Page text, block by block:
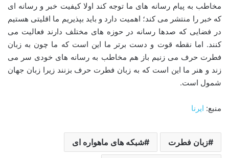
مخاطب به پیام رسانه های ما توجه کند اولا کیفیت خبر و رسانه ای
که خبر را منتشر می کند؛ اهمیت دارد و باید بپذیریم ما اقلیتی هستیم
در فضایی که صدها رسانه در حوزه های مختلف دارند فعالیت می
کنند. اما نقطه قوت و دست برتر ما این است که ما چون به زبان
فطرت حرف می زنیم باز هم مخاطب به رسانه های خودی سر می
زند و هنر ما این است که به زبان فطرت حرف بزنند زیرا زبان جهان
شمول است.
منبع: ایرنا
زبان فطرت شبکه های ماهواره ای